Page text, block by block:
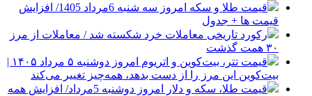
قیمت طلا و سکه امروز سه شنبه 6مرداد 1405/ افزایش
قیمت ها + جدول
رکورد تاریخی معاملات خرد شکسته شد / معاملات از مرز
۳۰ همت گذشت
قیمت تتر، بیت‌کوین و اتریوم امروز دوشنبه ۵ مرداد ۱۴۰۵ |
بیت‌کوین این مرز را از دست بدهد، همه‌چیز تغییر می‌کند
قیمت طلا، سکه و دلار امروز دوشنبه 5مرداد/ افزایش همه